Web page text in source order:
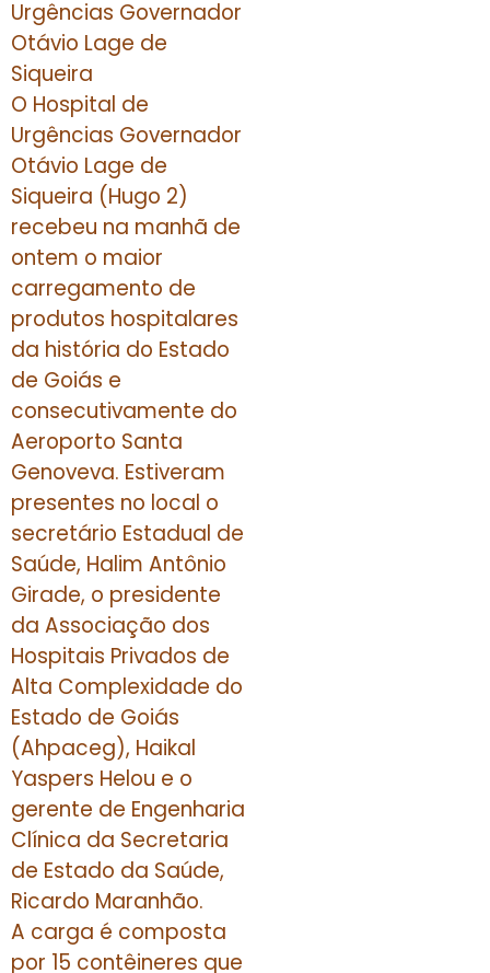
Urgências Governador
Otávio Lage de
Siqueira
O Hospital de
Urgências Governador
Otávio Lage de
Siqueira (Hugo 2)
recebeu na manhã de
ontem o maior
carregamento de
produtos hospitalares
da história do Estado
de Goiás e
consecutivamente do
Aeroporto Santa
Genoveva. Estiveram
presentes no local o
secretário Estadual de
Saúde, Halim Antônio
Girade, o presidente
da Associação dos
Hospitais Privados de
Alta Complexidade do
Estado de Goiás
(Ahpaceg), Haikal
Yaspers Helou e o
gerente de Engenharia
Clínica da Secretaria
de Estado da Saúde,
Ricardo Maranhão.
A carga é composta
por 15 contêineres que